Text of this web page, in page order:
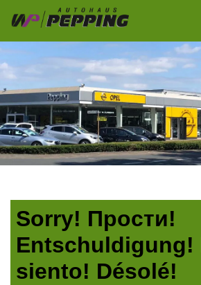
Sorry! Прости!
Entschuldigung!
siento! Désolé!